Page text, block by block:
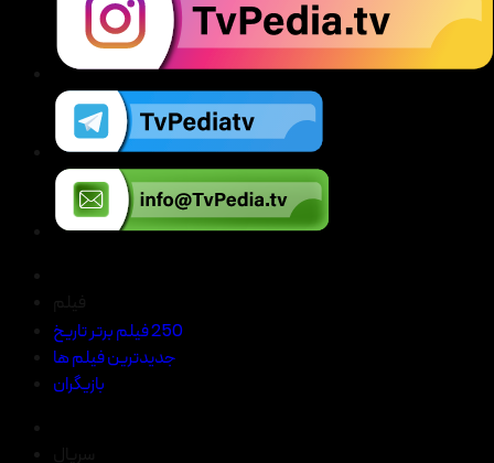
250 فیلم برتر تاریخ
جدیدترین فیلم ها
بازیگران